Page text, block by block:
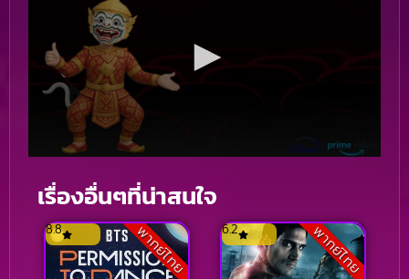
เรื่องอื่นๆที่น่าสนใจ
พากย์ไทย
8.8 พากย์ไทย
6.2